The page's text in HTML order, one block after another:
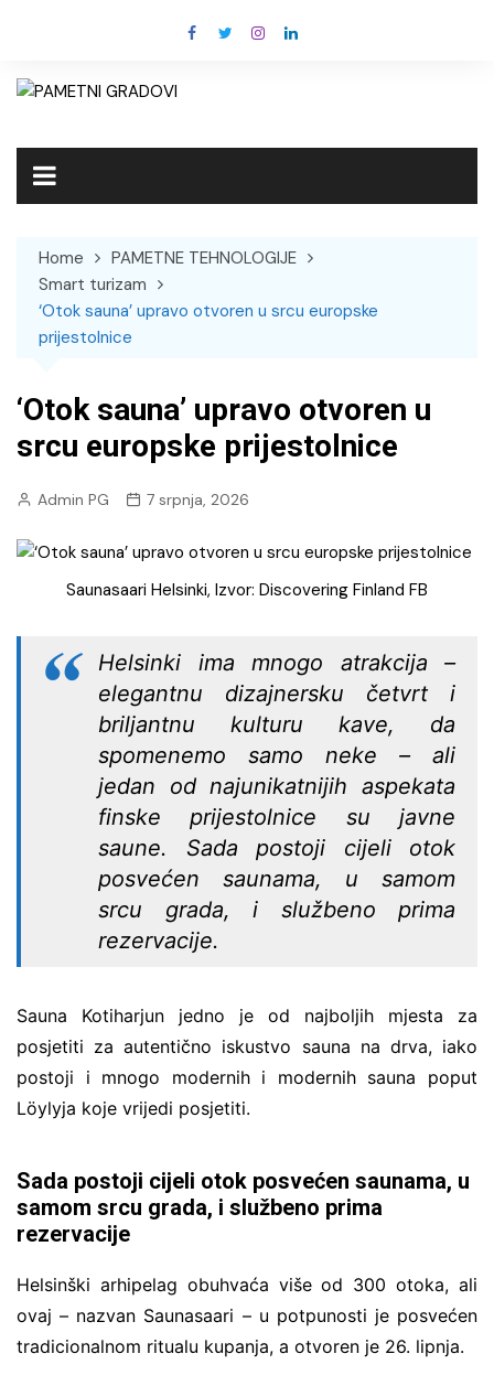
Home
PAMETNE TEHNOLOGIJE
Smart turizam
‘Otok sauna’ upravo otvoren u srcu europske
prijestolnice
‘Otok sauna’ upravo otvoren u
srcu europske prijestolnice
Admin PG 7 srpnja, 2026
Saunasaari Helsinki, Izvor: Discovering Finland FB
Helsinki ima mnogo atrakcija –
elegantnu dizajnersku četvrt i
briljantnu kulturu kave, da
spomenemo samo neke – ali
jedan od najunikatnijih aspekata
finske prijestolnice su javne
saune. Sada postoji cijeli otok
posvećen saunama, u samom
srcu grada, i službeno prima
rezervacije.
Sauna Kotiharjun jedno je od najboljih mjesta za
posjetiti za autentično iskustvo sauna na drva, iako
postoji i mnogo modernih i modernih sauna poput
Löylyja koje vrijedi posjetiti.
Sada postoji cijeli otok posvećen saunama, u
samom srcu grada, i službeno prima
rezervacije
Helsinški arhipelag obuhvaća više od 300 otoka, ali
ovaj – nazvan Saunasaari – u potpunosti je posvećen
tradicionalnom ritualu kupanja, a otvoren je 26. lipnja.